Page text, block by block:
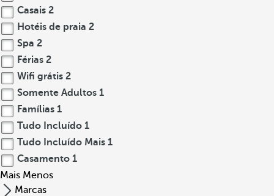
Casais 2
Hotéis de praia 2
Spa 2
Férias 2
Wifi grátis 2
Somente Adultos 1
Famílias 1
Tudo Incluído 1
Tudo Incluído Mais 1
Casamento 1
Mais Menos
Marcas